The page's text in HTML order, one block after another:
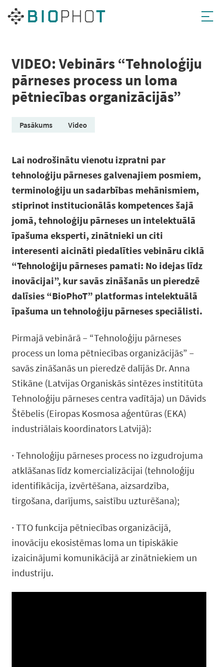
Pāriet
VIDEO: Vebinārs “Tehnoloģiju
pārneses process un loma
pētniecības organizācijās”
Pasākums Video
Lai nodrošinātu vienotu izpratni par
tehnoloģiju pārneses galvenajiem posmiem,
terminoloģiju un sadarbības mehānismiem,
stiprinot institucionālās kompetences šajā
jomā, tehnoloģiju pārneses un intelektuālā
īpašuma eksperti, zinātnieki un citi
interesenti aicināti piedalīties vebināru ciklā
“Tehnoloģiju pārneses pamati: No idejas līdz
inovācijai”, kur savās zināšanās un pieredzē
dalīsies “BioPhoT” platformas intelektuālā
īpašuma un tehnoloģiju pārneses speciālisti.
​Pirmajā vebinārā – “Tehnoloģiju pārneses
process un loma pētniecības organizācijās” –
savās zināšanās un pieredzē dalījās Dr. Anna
Stikāne (Latvijas Organiskās sintēzes instititūta
Tehnoloģiju pārneses centra vadītāja) un Dāvids
Štēbelis (Eiropas Kosmosa aģentūras (EKA)
industriālais koordinators Latvijā):
​· Tehnoloģiju pārneses process no izgudrojuma
atklāšanas līdz komercializācijai (tehnoloģiju
identifikācija, izvērtēšana, aizsardzība,
tirgošana, darījums, saistību uzturēšana);
​· TTO funkcija pētniecības organizācijā,
inovāciju ekosistēmas loma un tipiskākie
izaicinājumi komunikācijā ar zinātniekiem un
industriju.